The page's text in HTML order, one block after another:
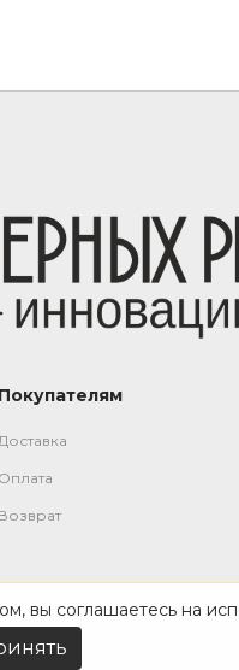
Покупателям
Оплата
Возврат
вы соглашаетесь на